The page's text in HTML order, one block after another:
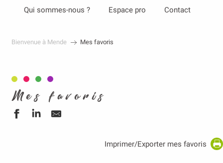
principal
Qui sommes-nous ? Espace pro Contact
Bienvenue à Mende Mes favoris
Mes favoris
Imprimer/Exporter mes favoris